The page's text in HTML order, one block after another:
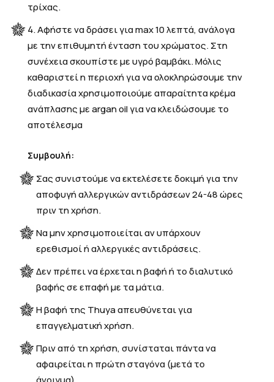
τρίχας.
Αφήστε να δράσει για max 10 λεπτά, ανάλογα
με την επιθυμητή ένταση του χρώματος. Στη
συνέχεια σκουπίστε με υγρό βαμβάκι. Μόλις
καθαριστεί η περιοχή για να ολοκληρώσουμε την
διαδικασία χρησιμοποιούμε απαραίτητα κρέμα
ανάπλασης με argan oil για να κλειδώσουμε το
αποτέλεσμα
Συμβουλή:
Σας συνιστούμε να εκτελέσετε δοκιμή για την
αποφυγή αλλεργικών αντιδράσεων 24-48 ώρες
πριν τη χρήση.
Να μην χρησιμοποιείται αν υπάρχουν
ερεθισμοί ή αλλεργικές αντιδράσεις.
Δεν πρέπει να έρχεται η βαφή ή το διαλυτικό
βαφής σε επαφή με τα μάτια.
Η βαφή της Thuya απευθύνεται για
επαγγελματική χρήση.
Πριν από τη χρήση, συνίσταται πάντα να
αφαιρείται η πρώτη σταγόνα (μετά το